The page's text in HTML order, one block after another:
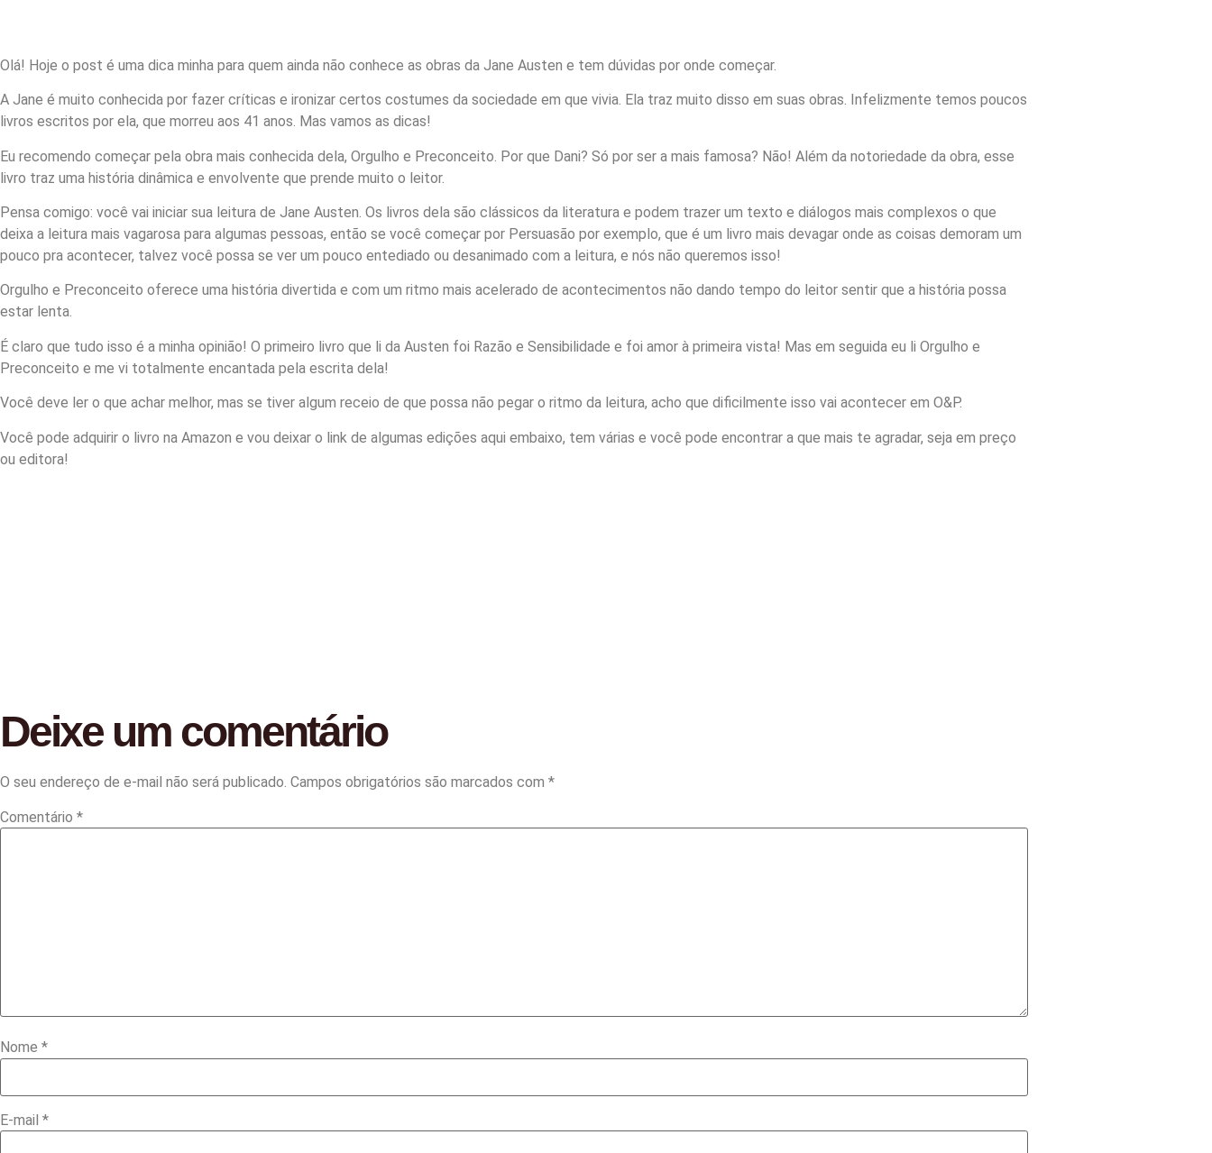
Olá! Hoje o post é uma dica minha para quem ainda não conhece as obras da Jane Austen e tem dúvidas por onde começar.
A Jane é muito conhecida por fazer críticas e ironizar certos costumes da sociedade em que vivia. Ela traz muito disso em suas obras. Infelizmente temos poucos
livros escritos por ela, que morreu aos 41 anos. Mas vamos as dicas!
Eu recomendo começar pela obra mais conhecida dela, Orgulho e Preconceito. Por que Dani? Só por ser a mais famosa? Não! Além da notoriedade da obra, esse
livro traz uma história dinâmica e envolvente que prende muito o leitor.
Pensa comigo: você vai iniciar sua leitura de Jane Austen. Os livros dela são clássicos da literatura e podem trazer um texto e diálogos mais complexos o que
deixa a leitura mais vagarosa para algumas pessoas, então se você começar por Persuasão por exemplo, que é um livro mais devagar onde as coisas demoram um
pouco pra acontecer, talvez você possa se ver um pouco entediado ou desanimado com a leitura, e nós não queremos isso!
Orgulho e Preconceito oferece uma história divertida e com um ritmo mais acelerado de acontecimentos não dando tempo do leitor sentir que a história possa
estar lenta.
É claro que tudo isso é a minha opinião! O primeiro livro que li da Austen foi Razão e Sensibilidade e foi amor à primeira vista! Mas em seguida eu li Orgulho e
Preconceito e me vi totalmente encantada pela escrita dela!
Você deve ler o que achar melhor, mas se tiver algum receio de que possa não pegar o ritmo da leitura, acho que dificilmente isso vai acontecer em O&P.
Você pode adquirir o livro na Amazon e vou deixar o link de algumas edições aqui embaixo, tem várias e você pode encontrar a que mais te agradar, seja em preço
ou editora!
Deixe um comentário
O seu endereço de e-mail não será publicado. Campos obrigatórios são marcados com *
Comentário *
Nome *
E-mail *